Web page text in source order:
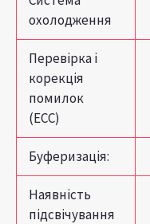
охолодження
Перевірка і
корекція
помилок
(ECC)
Буферизація:
Наявність
підсвічування